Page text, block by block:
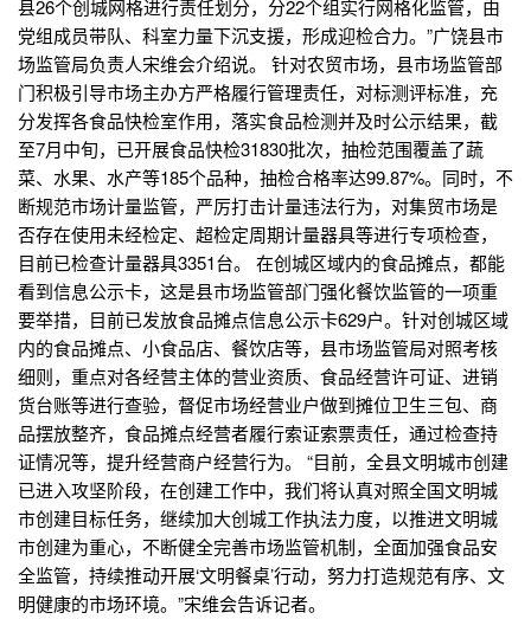
县26个创城网格进行责任划分，分22个组实行网格化监管，由
党组成员带队、科室力量下沉支援，形成迎检合力。”广饶县市
场监管局负责人宋维会介绍说。 针对农贸市场，县市场监管部
门积极引导市场主办方严格履行管理责任，对标测评标准，充
分发挥各食品快检室作用，落实食品检测并及时公示结果，截
至7月中旬，已开展食品快检31830批次，抽检范围覆盖了蔬
菜、水果、水产等185个品种，抽检合格率达99.87%。同时，不
断规范市场计量监管，严厉打击计量违法行为，对集贸市场是
否存在使用未经检定、超检定周期计量器具等进行专项检查，
目前已检查计量器具3351台。 在创城区域内的食品摊点，都能
看到信息公示卡，这是县市场监管部门强化餐饮监管的一项重
要举措，目前已发放食品摊点信息公示卡629户。针对创城区域
内的食品摊点、小食品店、餐饮店等，县市场监管局对照考核
细则，重点对各经营主体的营业资质、食品经营许可证、进销
货台账等进行查验，督促市场经营业户做到摊位卫生三包、商
品摆放整齐，食品摊点经营者履行索证索票责任，通过检查持
证情况等，提升经营商户经营行为。 “目前，全县文明城市创建
已进入攻坚阶段，在创建工作中，我们将认真对照全国文明城
市创建目标任务，继续加大创城工作执法力度，以推进文明城
市创建为重心，不断健全完善市场监管机制，全面加强食品安
全监管，持续推动开展‘文明餐桌’行动，努力打造规范有序、文
明健康的市场环境。”宋维会告诉记者。